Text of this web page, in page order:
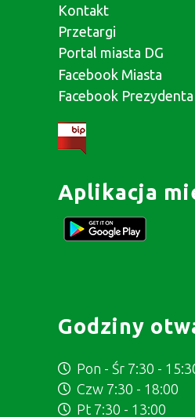
Kontakt
Przetargi
Portal miasta DG
Facebook Miasta
Facebook Prezydenta
Aplikacja
Godziny
Pon - Śr 7:30 -
Czw 7:30 - 18:00
Pt 7:30 - 13:00